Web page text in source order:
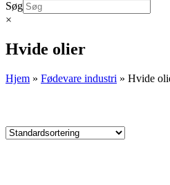
Søg
×
Hvide olier
Hjem » Fødevare industri » Hvide